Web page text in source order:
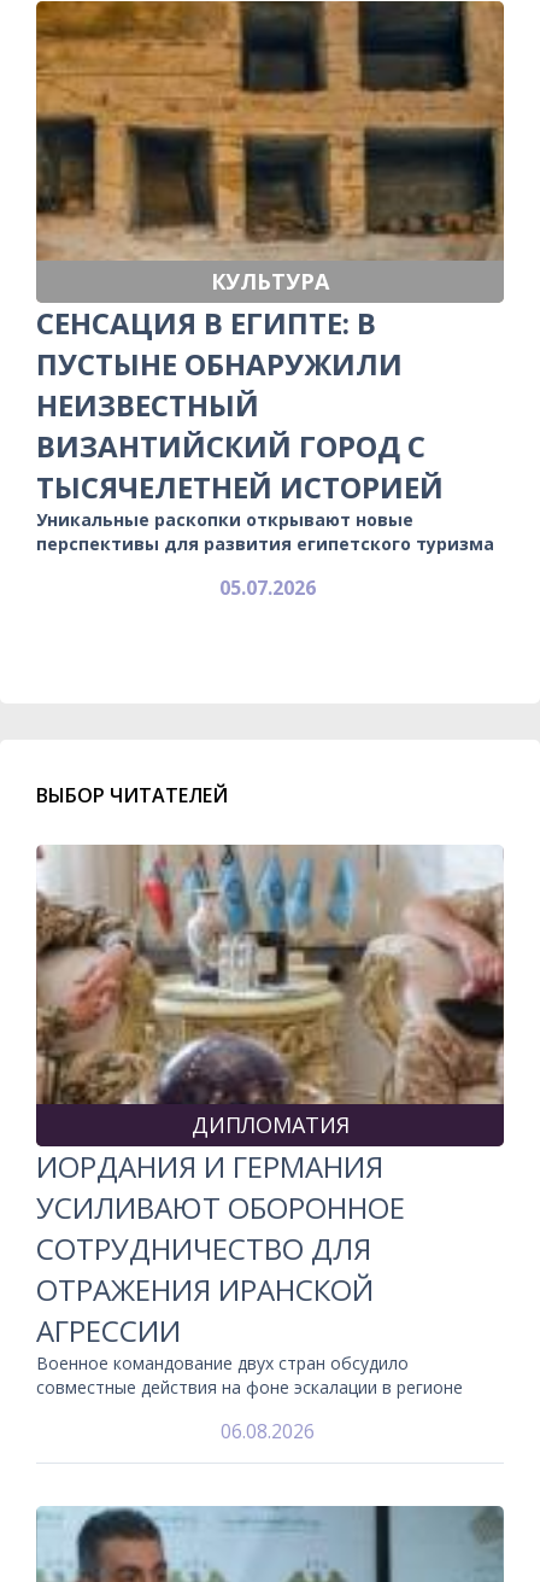
КУЛЬТУРА
СЕНСАЦИЯ В ЕГИПТЕ: В
ПУСТЫНЕ ОБНАРУЖИЛИ
НЕИЗВЕСТНЫЙ
ВИЗАНТИЙСКИЙ ГОРОД С
ТЫСЯЧЕЛЕТНЕЙ ИСТОРИЕЙ
Уникальные раскопки открывают новые
перспективы для развития египетского туризма
05.07.2026
ВЫБОР ЧИТАТЕЛЕЙ
ДИПЛОМАТИЯ
ИОРДАНИЯ И ГЕРМАНИЯ
УСИЛИВАЮТ ОБОРОННОЕ
СОТРУДНИЧЕСТВО ДЛЯ
ОТРАЖЕНИЯ ИРАНСКОЙ
АГРЕССИИ
Военное командование двух стран обсудило
совместные действия на фоне эскалации в регионе
06.08.2026